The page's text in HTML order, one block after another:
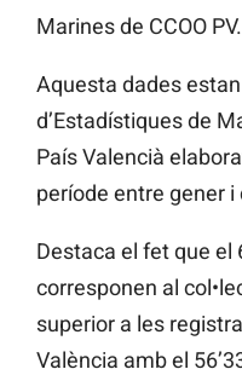
Marines de CCOO PV.
Aquesta dades
d’Estadístiques de
País Valencià
període entre gener
Destaca el fet que el
corresponen al
superior a les
València amb el